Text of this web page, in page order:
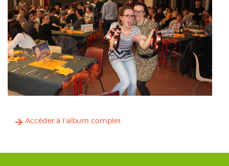
Accéder à l'album complet